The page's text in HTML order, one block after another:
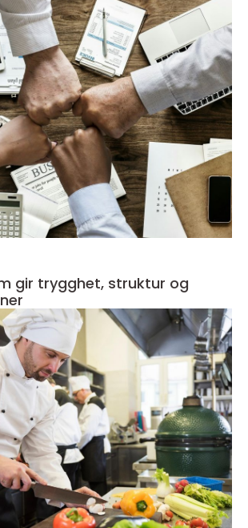
gir trygghet, struktur og